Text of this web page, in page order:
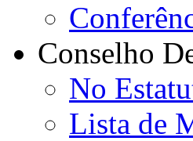
Conselho
No
Lista de